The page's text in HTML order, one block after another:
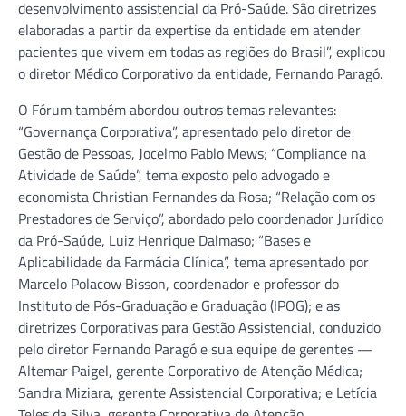
desenvolvimento assistencial da Pró-Saúde. São diretrizes
elaboradas a partir da expertise da entidade em atender
pacientes que vivem em todas as regiões do Brasil”, explicou
o diretor Médico Corporativo da entidade, Fernando Paragó.
O Fórum também abordou outros temas relevantes:
“Governança Corporativa”, apresentado pelo diretor de
Gestão de Pessoas, Jocelmo Pablo Mews; “Compliance na
Atividade de Saúde”, tema exposto pelo advogado e
economista Christian Fernandes da Rosa; “Relação com os
Prestadores de Serviço”, abordado pelo coordenador Jurídico
da Pró-Saúde, Luiz Henrique Dalmaso; “Bases e
Aplicabilidade da Farmácia Clínica”, tema apresentado por
Marcelo Polacow Bisson, coordenador e professor do
Instituto de Pós-Graduação e Graduação (IPOG); e as
diretrizes Corporativas para Gestão Assistencial, conduzido
pelo diretor Fernando Paragó e sua equipe de gerentes —
Altemar Paigel, gerente Corporativo de Atenção Médica;
Sandra Miziara, gerente Assistencial Corporativa; e Letícia